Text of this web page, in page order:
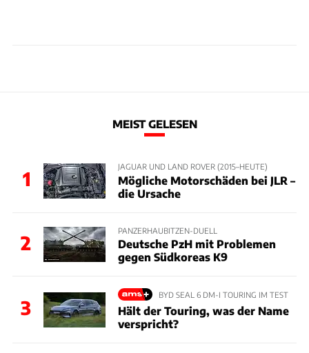
MEIST GELESEN
1
JAGUAR UND LAND ROVER (2015–HEUTE)
Mögliche Motorschäden bei JLR –
die Ursache
2
PANZERHAUBITZEN-DUELL
Deutsche PzH mit Problemen
gegen Südkoreas K9
3
BYD SEAL 6 DM-I TOURING IM TEST
Hält der Touring, was der Name
verspricht?